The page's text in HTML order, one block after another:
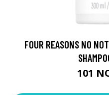
FOUR REASONS NO
101